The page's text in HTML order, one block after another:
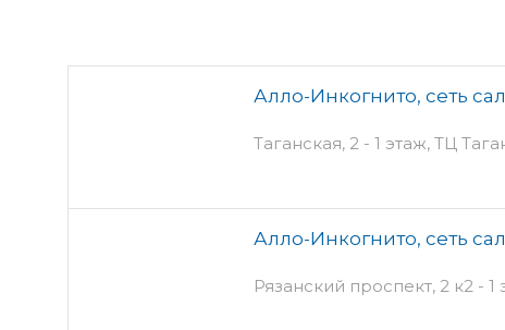
Алло-Инкогнито, сеть
Таганская, 2 - 1 этаж, ТЦ
Алло-Инкогнито, сеть
Рязанский проспект, 2 к2 - 1